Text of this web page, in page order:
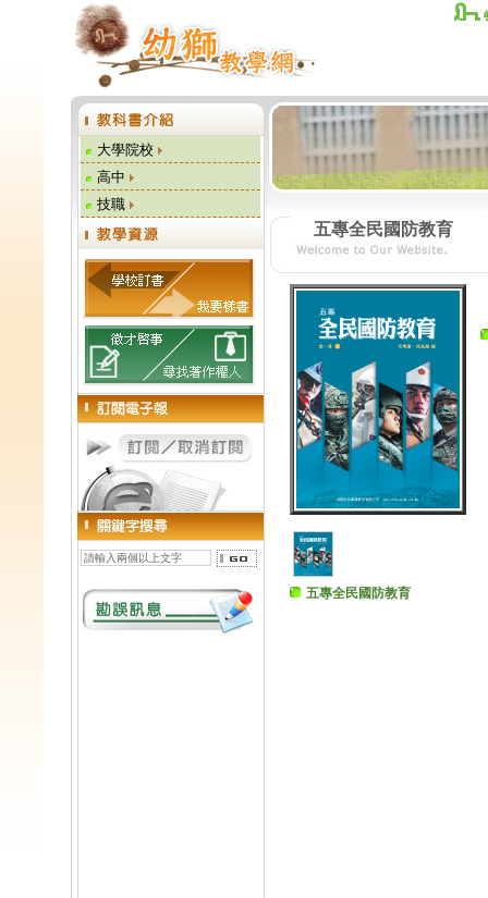
大學院校
高中
技職
五專全民國防教育
五專全民國防教育